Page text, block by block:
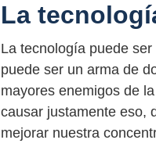
La
La tecnología puede
puede ser un arma de
mayores enemigos de
causar justamente eso,
mejorar nuestra